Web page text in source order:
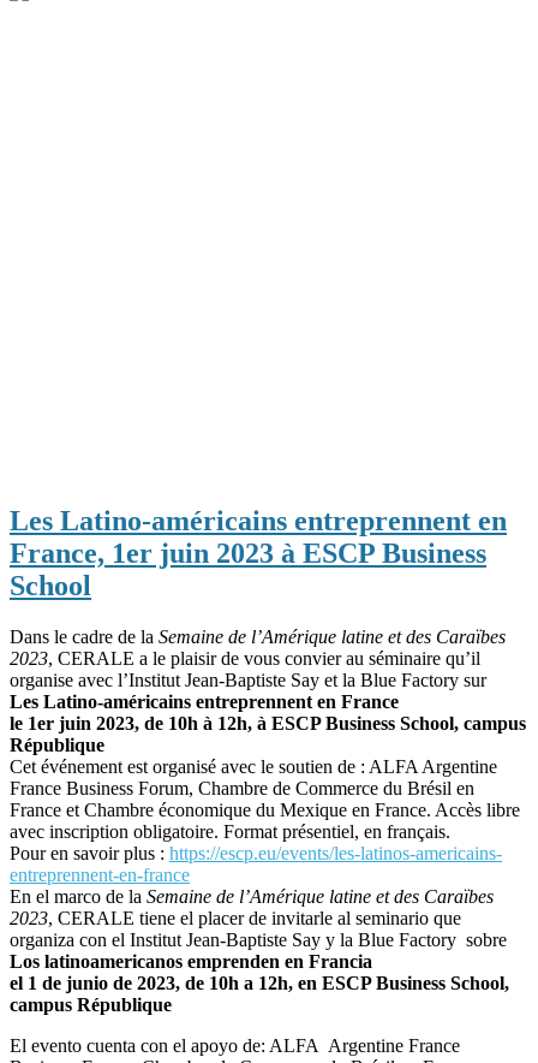
Les Latino-américains entreprennent en
France, 1er juin 2023 à ESCP Business
School
Dans le cadre de la Semaine de l’Amérique latine et des Caraïbes
2023, CERALE a le plaisir de vous convier au séminaire qu’il
organise avec l’Institut Jean-Baptiste Say et la Blue Factory sur
Les Latino-américains entreprennent en France
le 1er juin 2023, de 10h à 12h, à ESCP Business School, campus
République
Cet événement est organisé avec le soutien de : ALFA Argentine
France Business Forum, Chambre de Commerce du Brésil en
France et Chambre économique du Mexique en France. Accès libre
avec inscription obligatoire. Format présentiel, en français.
Pour en savoir plus : https://escp.eu/events/les-latinos-americains-
entreprennent-en-france
En el marco de la Semaine de l’Amérique latine et des Caraïbes
2023, CERALE tiene el placer de invitarle al seminario que
organiza con el Institut Jean-Baptiste Say y la Blue Factory sobre
Los latinoamericanos emprenden en Francia
el 1 de junio de 2023, de 10h a 12h, en ESCP Business School,
campus République
El evento cuenta con el apoyo de: ALFA Argentine France